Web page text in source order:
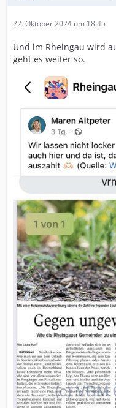
22. Oktober 2024 um 18:45
Und im Rheingau wird
geht es weiter so.